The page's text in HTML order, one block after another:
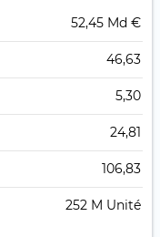
52,45 Md €
46,63
5,30
24,81
106,83
252 M Unité